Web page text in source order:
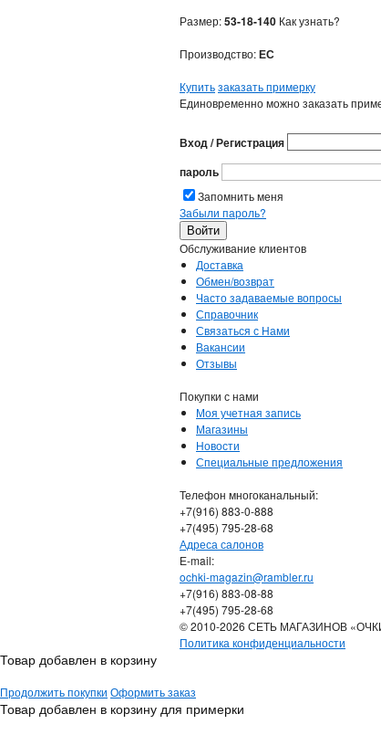
Размер:53-18-140 Как узнать?
Производство:ЕС
Купитьзаказать примерку
Единовременно можно заказать
Вход / Регистрация
пароль
Запомнить меня
Забыли пароль?
Обслуживание клиентов
Доставка
Обмен/возврат
Часто задаваемые вопросы
Справочник
Связаться с Нами
Вакансии
Отзывы
Покупки с нами
Моя учетная запись
Магазины
Новости
Специальные предложения
Телефон многоканальный:
+7(916) 883-0-888
+7(495) 795-28-68
Адреса салонов
Е-mail:
ochki-magazin@rambler.ru
+7(916) 883-08-88
+7(495) 795-28-68
© 2010-2026 СЕТЬ МАГАЗИНОВ
Политика конфиденциальности
Товар добавлен в корзину
Продолжить покупки Оформить заказ
Товар добавлен в корзину для примерки